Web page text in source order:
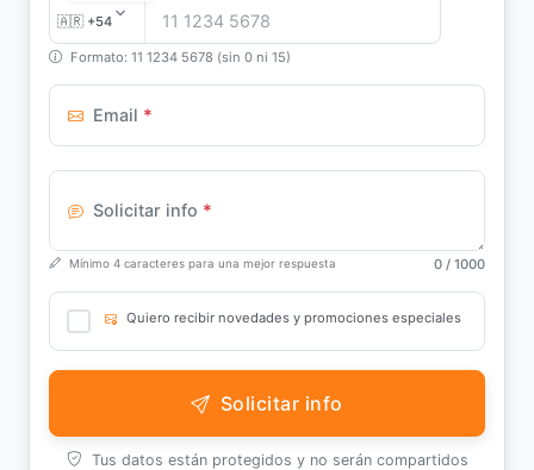
Formato: 11 1234 5678 (sin 0 ni 15)
Email *
Solicitar info *
Mínimo 4 caracteres para una mejor respuesta 0 / 1000
Quiero recibir novedades y promociones especiales
Solicitar info
Tus datos están protegidos y no serán compartidos